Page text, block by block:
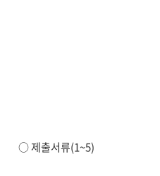
○ 제출서류(1~5)